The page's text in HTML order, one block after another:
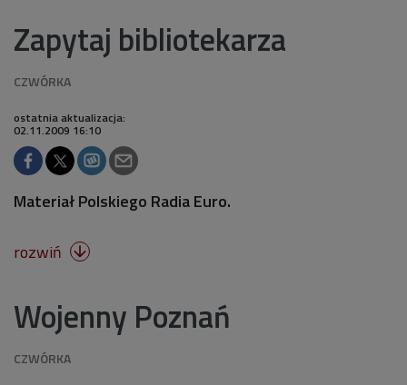
Zapytaj bibliotekarza
ostatnia aktualizacja:
02.11.2009 16:10
Materiał Polskiego Radia Euro.
rozwiń 
Wojenny Poznań